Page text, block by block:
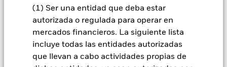
(1) Ser una entidad que deba estar
autorizada o regulada para operar en
mercados financieros. La siguiente lista
incluye todas las entidades autorizadas
que llevan a cabo actividades propias de
predominante de su actividad económica en mercados
desarrollados mundiales. El Fondo podrá invertir además,
cuando lo estime oportuno, en otros valores de renta variable
y relacionados con la renta variable y otras clases de activos,
para intentar conseguir su objetivo de inversión y con fines
de liquidez. La Gestora de Inversiones (GI) aplica un análisis
fundamental específico a cada empresa para identificar y